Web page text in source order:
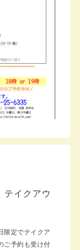
テイクアウ
限定でテイクア
ご予約も受け付